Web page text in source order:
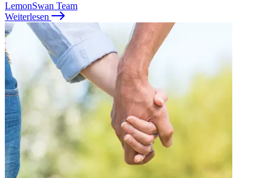
LemonSwan Team
Weiterlesen